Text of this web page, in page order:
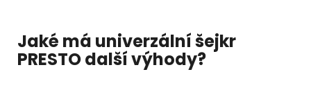
Jaké má univerzální šejkr
PRESTO další výhody?